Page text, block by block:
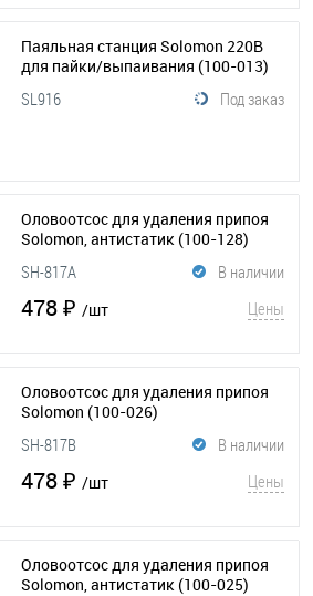
Паяльная станция Solomon 220В
для пайки/выпаивания (100-013)
Под заказ
SL916
Оловоотсос для удаления припоя
Solomon, антистатик (100-128)
В наличии
SH-817A
478 ₽ /шт Цены
Оловоотсос для удаления припоя
Solomon (100-026)
В наличии
SH-817B
478 ₽ /шт Цены
Оловоотсос для удаления припоя
Solomon, антистатик (100-025)